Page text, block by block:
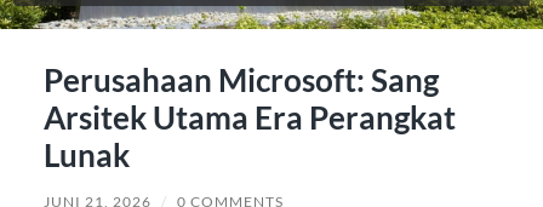
Perusahaan Microsoft: Sang
Arsitek Utama Era Perangkat
Lunak
JUNI 21, 2026 / 0 COMMENTS